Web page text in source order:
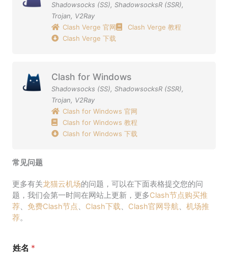
Shadowsocks (SS), ShadowsocksR (SSR),
Trojan, V2Ray
Clash Verge 官网
Clash Verge 教程
Clash Verge 下载
Clash for Windows
Shadowsocks (SS), ShadowsocksR (SSR),
Trojan, V2Ray
Clash for Windows 官网
Clash for Windows 教程
Clash for Windows 下载
常见问题
更多有关龙猫云机场的问题，可以在下面表格提交您的问
题，我们会第一时间在网站上更新，更多Clash节点购买推
荐、 免费Clash节点、 Clash下载、 Clash官网导航、 机场推
荐。
姓名 *